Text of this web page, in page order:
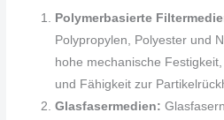
Polymerbasierte
Polypropylen, Polyester und
hohe mechanische
und Fähigkeit zur
Glasfasermedien: